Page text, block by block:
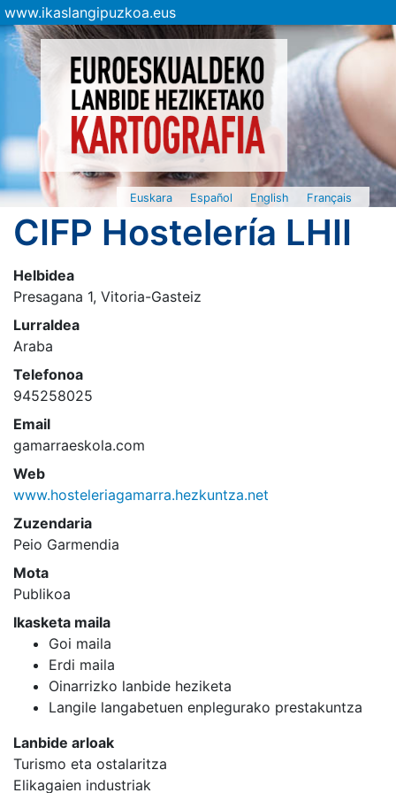
www.ikaslangipuzkoa.eus
Euskara Español English Français
CIFP Hostelería LHII
Helbidea
Presagana 1, Vitoria-Gasteiz
Lurraldea
Araba
Telefonoa
945258025
Email
gamarraeskola.com
Web
www.hosteleriagamarra.hezkuntza.net
Zuzendaria
Peio Garmendia
Mota
Publikoa
Ikasketa maila
Goi maila
Erdi maila
Oinarrizko lanbide heziketa
Langile langabetuen enplegurako prestakuntza
Lanbide arloak
Turismo eta ostalaritza
Elikagaien industriak